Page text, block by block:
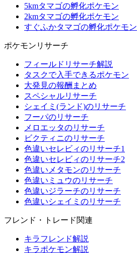
5kmタマゴの孵化ポケモン
2kmタマゴの孵化ポケモン
すぐふかタマゴの孵化ポケモン
ポケモンリサーチ
フィールドリサーチ解説
タスクで入手できるポケモン
大発見の報酬まとめ
スペシャルリサーチ
シェイミ(ランド)のリサーチ
フーパのリサーチ
メロエッタのリサーチ
ビクティニのリサーチ
色違いセレビィのリサーチ1
色違いセレビィのリサーチ2
色違いメタモンのリサーチ
色違いミュウのリサーチ
色違いジラーチのリサーチ
色違いシェイミのリサーチ
フレンド・トレード関連
キラフレンド解説
キラポケモン解説